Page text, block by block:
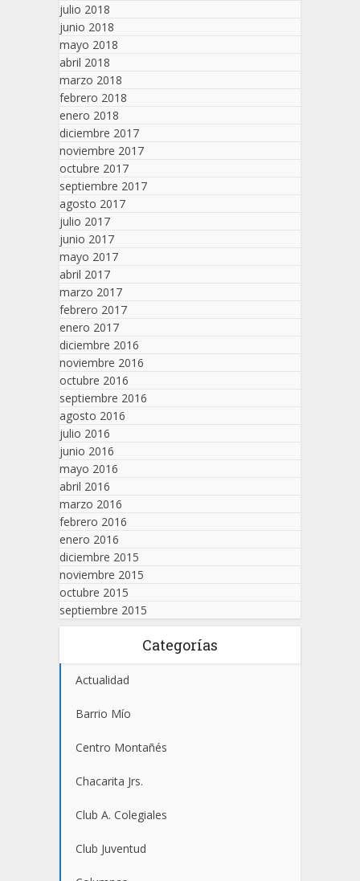
julio 2018
junio 2018
mayo 2018
abril 2018
marzo 2018
febrero 2018
enero 2018
diciembre 2017
noviembre 2017
octubre 2017
septiembre 2017
agosto 2017
julio 2017
junio 2017
mayo 2017
abril 2017
marzo 2017
febrero 2017
enero 2017
diciembre 2016
noviembre 2016
octubre 2016
septiembre 2016
agosto 2016
julio 2016
junio 2016
mayo 2016
abril 2016
marzo 2016
febrero 2016
enero 2016
diciembre 2015
noviembre 2015
octubre 2015
septiembre 2015
Categorías
Actualidad
Barrio Mío
Centro Montañés
Chacarita Jrs.
Club A. Colegiales
Club Juventud